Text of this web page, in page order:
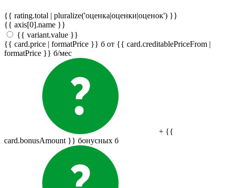
{{ rating.total | pluralize('оценка|оценки|оценок') }}
{{ axis[0].name }}
{{ variant.value }}
{{ card.price | formatPrice }} б от {{ card.creditablePriceFrom |
formatPrice }} б/мес
+ {{
card.bonusAmount }} бонусных б